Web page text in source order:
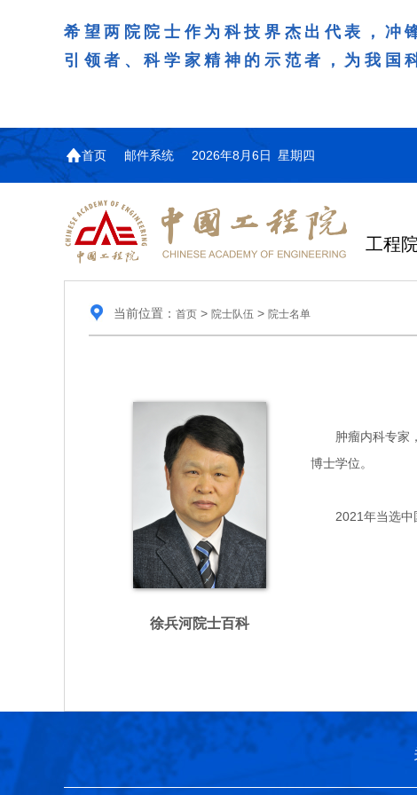
希望两院院士作为科技界杰出代表，冲
引领者、科学家精神的示范者，为我国
首页 邮件系统 2026年8月6日 星期四
工程
当前位置： 首页> 院士队伍 > 院士名单
徐兵河院士百科
肿瘤内科专家，
博士学位。
2021年当选中